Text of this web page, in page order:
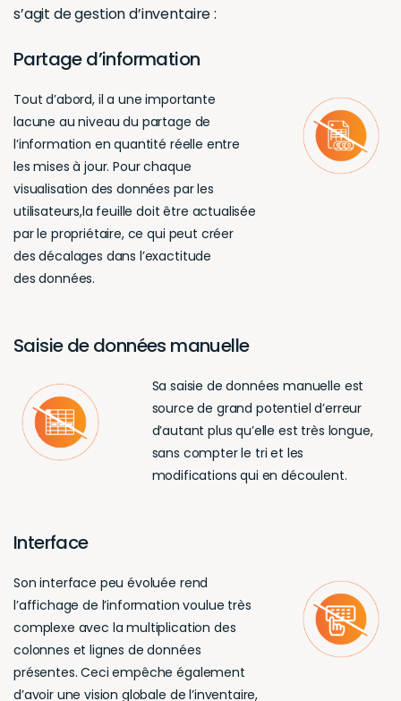
s’agit de gestion d’inventaire :
Partage d’information
Tout d’abord, il a une importante
lacune au niveau du partage de
l’information en quantité réelle entre
les mises à jour. Pour chaque
visualisation des données par les
utilisateurs,la feuille doit être actualisée
par le propriétaire, ce qui peut créer
des décalages dans l’exactitude
des données.
Saisie de données manuelle
Sa saisie de données manuelle est
source de grand potentiel d’erreur
d’autant plus qu’elle est très longue,
sans compter le tri et les
modifications qui en découlent.
Interface
Son interface peu évoluée rend
l’affichage de l’information voulue très
complexe avec la multiplication des
colonnes et lignes de données
présentes. Ceci empêche également
d’avoir une vision globale de l’inventaire,